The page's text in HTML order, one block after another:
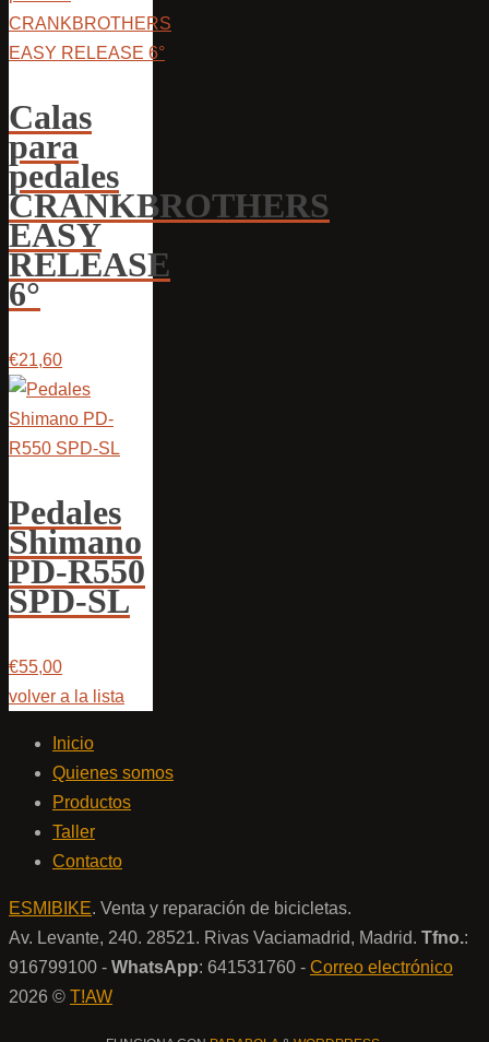
Calas
para
pedales
CRANKBROTHERS
EASY
RELEASE
6°
€21,60
Pedales
Shimano
PD-R550
SPD-SL
€55,00
volver a la lista
Inicio
Quienes somos
Productos
Taller
Contacto
ESMIBIKE. Venta y reparación de bicicletas.
Av. Levante, 240. 28521. Rivas Vaciamadrid, Madrid. Tfno.:
916799100 - WhatsApp: 641531760 - Correo electrónico
2026 © T!AW